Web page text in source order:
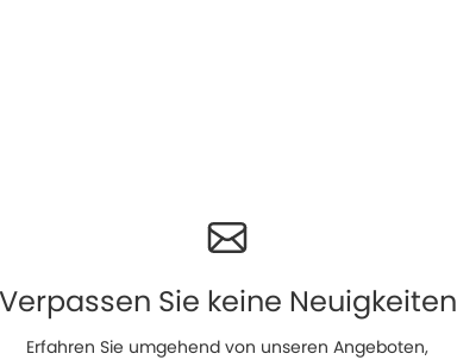
Verpassen Sie keine Neuigkeiten
Erfahren Sie umgehend von unseren Angeboten,